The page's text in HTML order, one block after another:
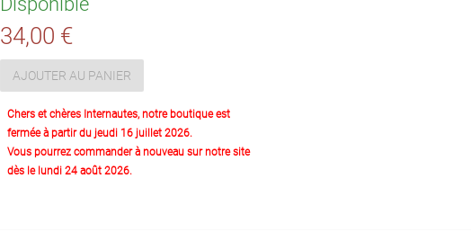
34,00 €
AJOUTER AU PANIER
Chers et chères Internautes, notre boutique est
fermée à partir du jeudi 16 juillet 2026.
Vous pourrez commander à nouveau sur notre site
dès le lundi 24 août 2026.